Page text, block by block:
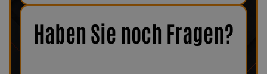
maximale Sicherheit zu gewährleisten.
Bei uns finden Sie
verschiedenes Zubehör für Ihr KFZ!
Haben Sie noch Fragen?